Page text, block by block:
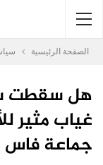
الصفحة الرئيسية
هل سقطت
غياب مثير
جماعة فاس